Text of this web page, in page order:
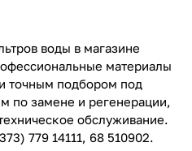
воды в магазине
материалы
точным подбором под
по замене и регенерации,
обслуживание.
779 14111, 68 510902.